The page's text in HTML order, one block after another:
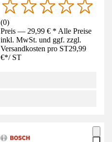
(0)
Preis — 29,99 € * Alle Preise
inkl. MwSt. und ggf. zzgl.
Versandkosten pro ST29,99
€*/ ST